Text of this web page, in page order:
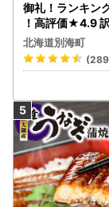
御礼！ランキン
！高評価★4.9
テ 400g（ほた
冷凍 ）
北海道別海町